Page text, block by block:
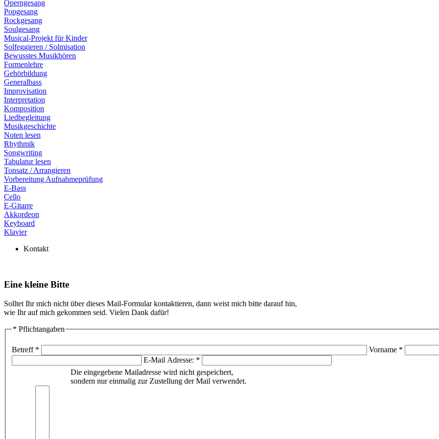
Operngesang
Popgesang
Rockgesang
Soulgesang
Musical-Projekt für Kinder
Solfeggieren / Solmisation
Bewusstes Musikhören
Formenlehre
Gehörbildung
Generalbass
Improvisation
Interpretation
Komposition
Liedbegleitung
Musikgeschichte
Noten lesen
Rhythmik
Songwriting
Tabulatur lesen
Tonsatz / Arrangieren
Vorbereitung Aufnahmeprüfung
E-Bass
Cello
E-Gitarre
Akkordeon
Keyboard
Klavier
Kontakt
Eine kleine Bitte
Solltet Ihr mich nicht über dieses Mail-Formular kontaktieren, dann weist mich bitte darauf hin,
wie Ihr auf mich gekommen seid. Vielen Dank dafür!
* Pflichtangaben
Betreff * Vorname *
E-Mail Adresse: *
Die eingegebene Mailadresse wird nicht gespeichert,
sondern nur einmalig zur Zustellung der Mail verwendet.